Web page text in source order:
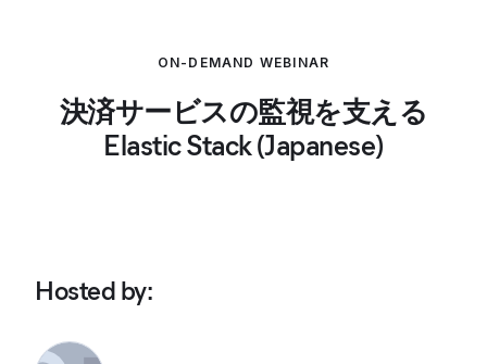
ON-DEMAND WEBINAR
決済サービスの監視を支える
Elastic Stack (Japanese)
Hosted by: